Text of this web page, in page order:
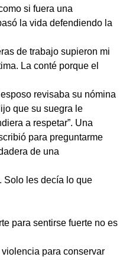
si fuera una
la vida defendiendo la
de trabajo supieron mi
La conté porque el
revisaba su nómina
que su suegra le
a respetar”. Una
para preguntarme
de una
Solo les decía lo que
para sentirse fuerte no es
para conservar